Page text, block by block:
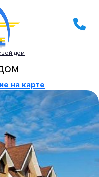
дом
на карте